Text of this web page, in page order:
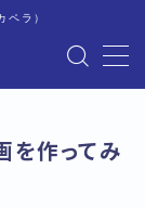
ラ）
を作ってみ